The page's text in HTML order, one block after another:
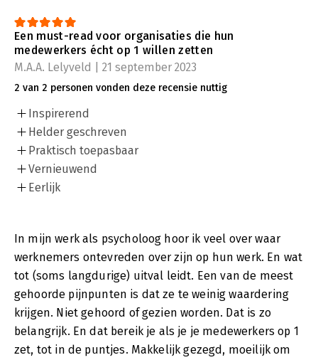
Een must-read voor organisaties die hun
medewerkers écht op 1 willen zetten
M.A.A. Lelyveld | 21 september 2023
2 van 2 personen vonden deze recensie nuttig
Inspirerend
Helder geschreven
Praktisch toepasbaar
Vernieuwend
Eerlijk
In mijn werk als psycholoog hoor ik veel over waar
werknemers ontevreden over zijn op hun werk. En wat
tot (soms langdurige) uitval leidt. Een van de meest
gehoorde pijnpunten is dat ze te weinig waardering
krijgen. Niet gehoord of gezien worden. Dat is zo
belangrijk. En dat bereik je als je je medewerkers op 1
zet, tot in de puntjes. Makkelijk gezegd, moeilijk om